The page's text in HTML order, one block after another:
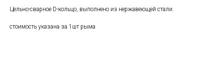
Цельно-сварное D-кольцо, выполнено из нержавеющей стали.
стоимость указана за 1шт рыма